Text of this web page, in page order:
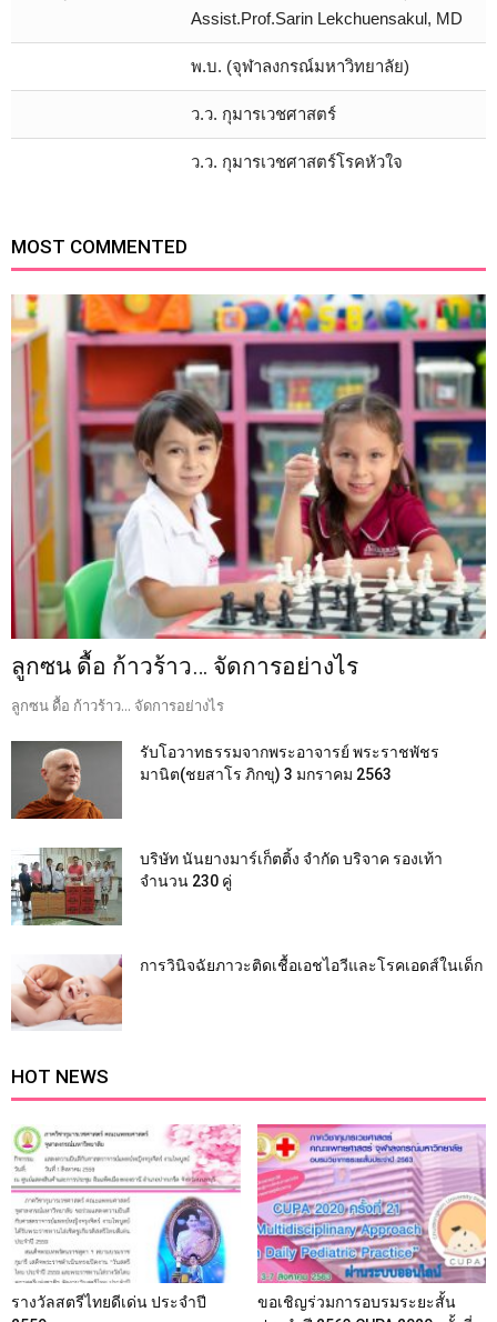
Assist.Prof.Sarin Lekchuensakul, MD
พ.บ. (จุฬาลงกรณ์มหาวิทยาลัย)
ว.ว. กุมารเวชศาสตร์
ว.ว. กุมารเวชศาสตร์โรคหัวใจ
MOST COMMENTED
ลูกซน ดื้อ ก้าวร้าว… จัดการอย่างไร
ลูกซน ดื้อ ก้าวร้าว... จัดการอย่างไร
รับโอวาทธรรมจากพระอาจารย์ พระราชพัชร
มานิต(ชยสาโร ภิกขุ) 3 มกราคม 2563
บริษัท นันยางมาร์เก็ตติ้ง จำกัด บริจาค รองเท้า
จำนวน 230 คู่
การวินิจฉัยภาวะติดเชื้อเอชไอวีและโรคเอดส์ในเด็ก
HOT NEWS
รางวัลสตรีไทยดีเด่น ประจำปี
ขอเชิญร่วมการอบรมระยะสั้น